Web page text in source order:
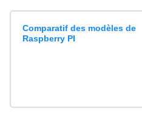
Comparatif des modèles de
Raspberry PI